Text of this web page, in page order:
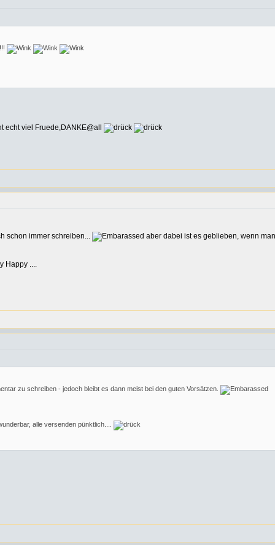
echt viel Fruede,DANKE@all
schon immer schreiben...
aber dabei ist es geblieben, wenn
....
zu schreiben - jedoch bleibt es dann meist bei den guten Vorsätzen.
alle versenden pünktlich....